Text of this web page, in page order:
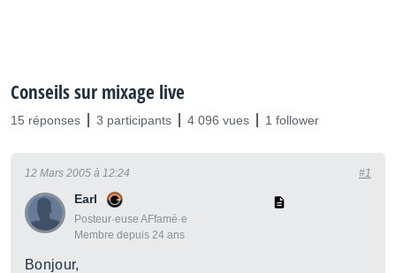
Conseils sur mixage live
15 réponses 3 participants 4 096 vues 1 follower
Earl
Posteur·euse AFfamé·e
Membre depuis 24 ans
12 Mars 2005 à 12:24 #1
Bonjour,